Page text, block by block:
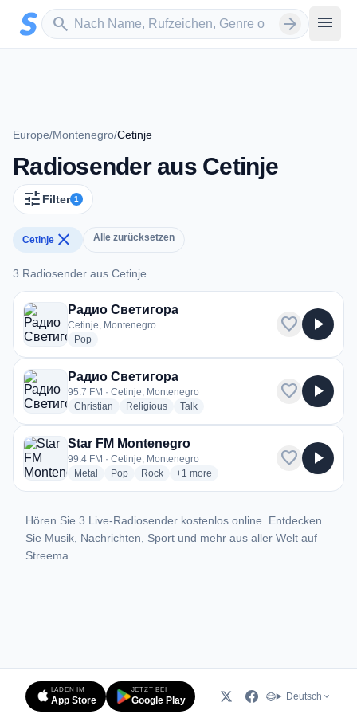
Zum Hauptinhalt springen
search
Sender suchen arrow_forward menu
Europe/Montenegro/Cetinje
Radiosender aus Cetinje
tune Filter 1
Cetinje close Alle zurücksetzen
3 Radiosender aus Cetinje
3 Radiosender aus Cetinje
Радио Светигора
Cetinje, Montenegro
Popradio stations
favorite play_arrow
Радио Светигора
95.7 FM · Cetinje, Montenegro
Christian radio stations
Religiousradio stations
Talkradio stations
favorite play_arrow
Star FM Montenegro
99.4 FM · Cetinje, Montenegro
Metal
radio stations
Popradio stations
Rockradio stations
+1 more genres for Star FM Montenegro
more
favorite play_arrow
Hören Sie 3 Live-Radiosender kostenlos online. Entdecken
Sie Musik, Nachrichten, Sport und mehr aus aller Welt auf
Streema.
LADEN IM
App Store
JETZT BEI
Google Play Deutsch